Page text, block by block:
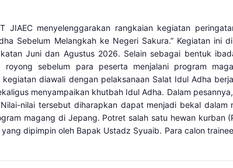
JIAEC menyelenggarakan rangkaian kegiatan
Sebelum Melangkah ke Negeri Sakura.” Kegiatan ini
Juni dan Agustus 2026. Selain sebagai bentuk
royong sebelum para peserta menjalani program
kegiatan diawali dengan pelaksanaan Salat Idul Adha
menyampaikan khutbah Idul Adha. Dalam
nilai tersebut diharapkan dapat menjadi bekal
magang di Jepang. Potret salah satu hewan kurban
dipimpin oleh Bapak Ustadz Syuaib. Para calon